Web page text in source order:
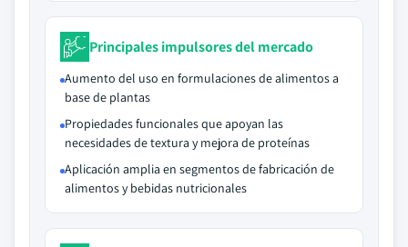
Principales impulsores del mercado
Aumento del uso en formulaciones de alimentos a
base de plantas
Propiedades funcionales que apoyan las
necesidades de textura y mejora de proteínas
Aplicación amplia en segmentos de fabricación de
alimentos y bebidas nutricionales